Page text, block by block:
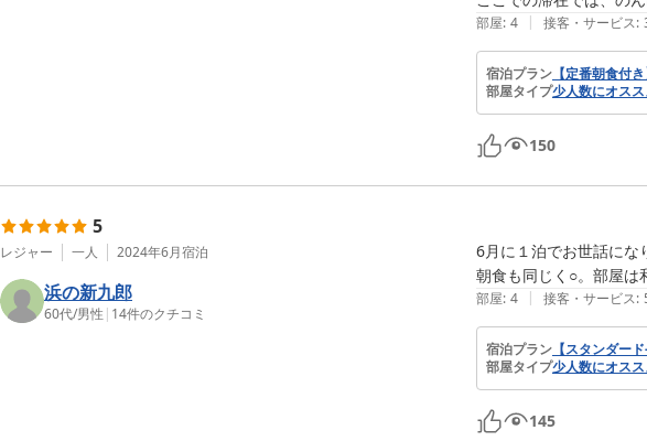
部屋: 4 | 接客・サービス:
宿泊プラン 【定番朝食付
部屋タイプ少人数にオス
150
5
レジャー 一人 2024年6月宿泊
浜の新九郎
60代/男性 | 14件のクチコミ
6月に１泊でお世話にな
部屋: 4 | 接客・サービス:
宿泊プラン 【スタンダー
部屋タイプ少人数にオス
145